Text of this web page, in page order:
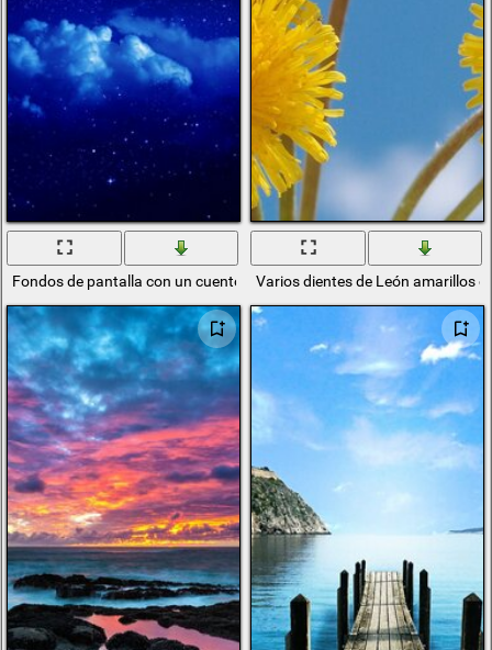
Fondos de pantalla con un cuento de hadas nocturno: cielo, mes,
Varios dientes de León amarillos